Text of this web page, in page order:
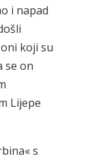
i napad
koji su
se on
Lijepe
s